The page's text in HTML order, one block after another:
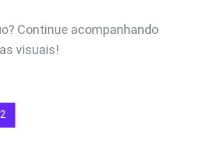
Continue acompanhando
visuais!
2